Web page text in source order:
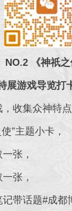
NO.2 《神祇之
展游戏导览打
收集众神特点
”主题小卡，
张，
张，
带话题#成都